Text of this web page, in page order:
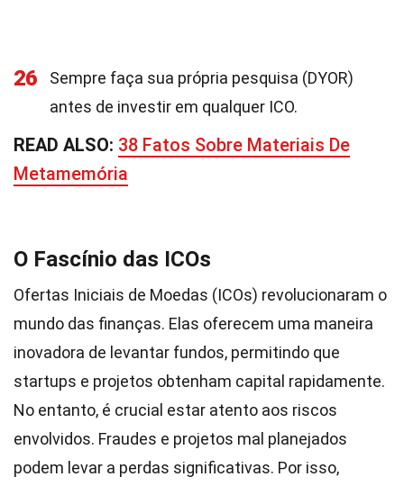
26
Sempre faça sua própria pesquisa (DYOR)
antes de investir em qualquer ICO.
READ ALSO: 38 Fatos Sobre Materiais De
Metamemória
O Fascínio das ICOs
Ofertas Iniciais de Moedas (ICOs) revolucionaram o
mundo das finanças. Elas oferecem uma maneira
inovadora de levantar fundos, permitindo que
startups e projetos obtenham capital rapidamente.
No entanto, é crucial estar atento aos riscos
envolvidos. Fraudes e projetos mal planejados
podem levar a perdas significativas. Por isso,